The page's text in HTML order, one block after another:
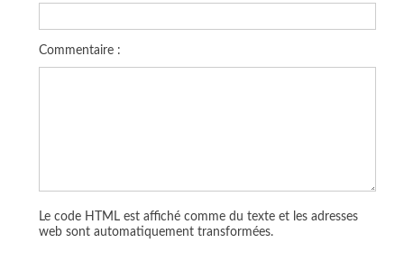
Commentaire :
Le code HTML est affiché comme du texte et les adresses
web sont automatiquement transformées.